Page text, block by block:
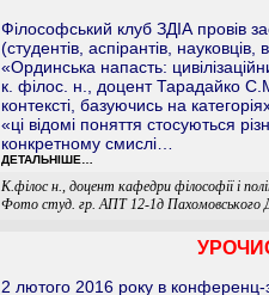
Філософський клуб ЗДІА провів
(студентів, аспірантів,
«Ординська напасть:
к. філос. н., доцент Тарадайко
контексті, базуючись на
«ці відомі поняття стосуються
конкретному смислі…
ДЕТАЛЬНІШЕ…
К.філос н., доцент кафедри філософії і
Фото студ. гр. АПТ 12-1д Пахомовського
2 лютого 2016 року в конференц-